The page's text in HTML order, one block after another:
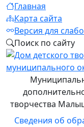
Главная
Карта сайта
Версия для
Поиск по сайту
творчества
Сведения об